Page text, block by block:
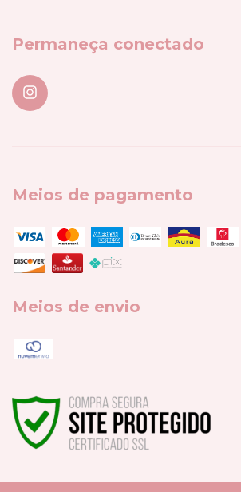
Permaneça conectado
Meios de pagamento
Meios de envio